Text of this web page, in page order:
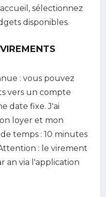
sélectionnez
disponibles.
: vous pouvez
vers un compte
date fixe. J'ai
loyer et mon
temps : 10 minutes
: le virement
an via l'application